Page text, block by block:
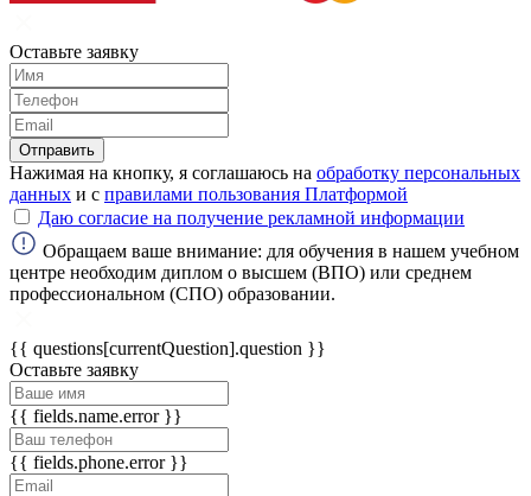
Оставьте заявку
Отправить
Нажимая на кнопку, я соглашаюсь на обработку персональных
данных и с правилами пользования Платформой
Даю согласие на получение рекламной информации
Обращаем ваше внимание: для обучения в нашем учебном
центре необходим диплом о высшем (ВПО) или среднем
профессиональном (СПО) образовании.
{{ questions[currentQuestion].question }}
Оставьте заявку
{{ fields.name.error }}
{{ fields.phone.error }}
online
Мессенджеры
Свяжитесь с нами через любой удобный
WhatsApp
Max